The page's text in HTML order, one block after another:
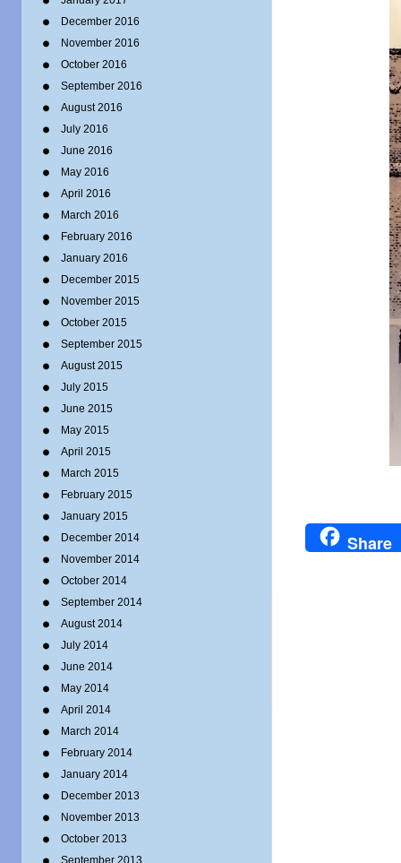
December 2016
November 2016
October 2016
September 2016
August 2016
July 2016
June 2016
May 2016
April 2016
March 2016
February 2016
January 2016
December 2015
November 2015
October 2015
September 2015
August 2015
July 2015
June 2015
May 2015
April 2015
March 2015
February 2015
January 2015
December 2014
November 2014
October 2014
September 2014
August 2014
July 2014
June 2014
May 2014
April 2014
March 2014
February 2014
January 2014
December 2013
November 2013
October 2013
September 2013
Share